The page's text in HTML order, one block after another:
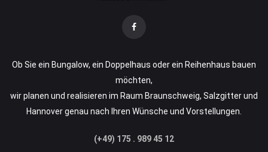
Ob Sie ein Bungalow, ein Doppelhaus oder ein Reihenhaus bauen
möchten,
wir planen und realisieren im Raum Braunschweig, Salzgitter und
Hannover genau nach Ihren Wünsche und Vorstellungen.
(+49) 175 . 989 45 12